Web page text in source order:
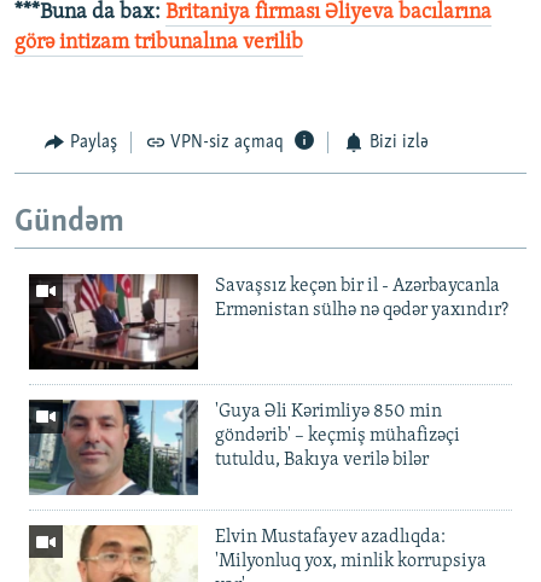
***Buna da bax: Britaniya firması Əliyeva bacılarına
görə intizam tribunalına verilib
Paylaş VPN-siz açmaq Bizi izlə
Gündəm
Savaşsız keçən bir il - Azərbaycanla
Ermənistan sülhə nə qədər yaxındır?
'Guya Əli Kərimliyə 850 min
göndərib' – keçmiş mühafizəçi
tutuldu, Bakıya verilə bilər
Elvin Mustafayev azadlıqda:
'Milyonluq yox, minlik korrupsiya